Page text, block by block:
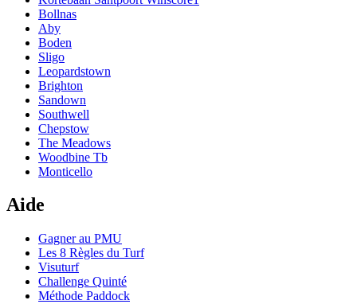
Bollnas
Aby
Boden
Sligo
Leopardstown
Brighton
Sandown
Southwell
Chepstow
The Meadows
Woodbine Tb
Monticello
Aide
Gagner au PMU
Les 8 Règles du Turf
Visuturf
Challenge Quinté
Méthode Paddock